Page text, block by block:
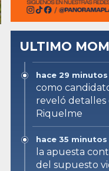
ULTIMO
hace 29 minutos
como
reveló detalles
Riquelme
hace 35 minutos
la apuesta
del supuesto